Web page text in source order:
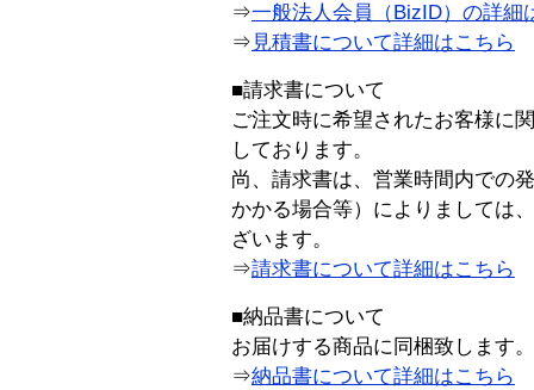
⇒一般法人会員（BizID）の詳細
⇒ 見積書について詳細はこちら
■請求書について
ご注文時に希望されたお客様に
しております。
尚、請求書は、営業時間内での
かかる場合等）によりましては
ざいます。
⇒請求書について詳細はこちら
■納品書について
お届けする商品に同梱致します。
⇒納品書について詳細はこちら